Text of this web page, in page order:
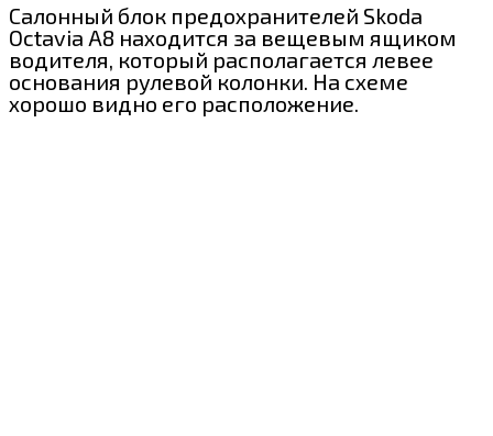
Салонный блок предохранителей Skoda
Octavia A8 находится за вещевым ящиком
водителя, который располагается левее
основания рулевой колонки. На схеме
хорошо видно его расположение.